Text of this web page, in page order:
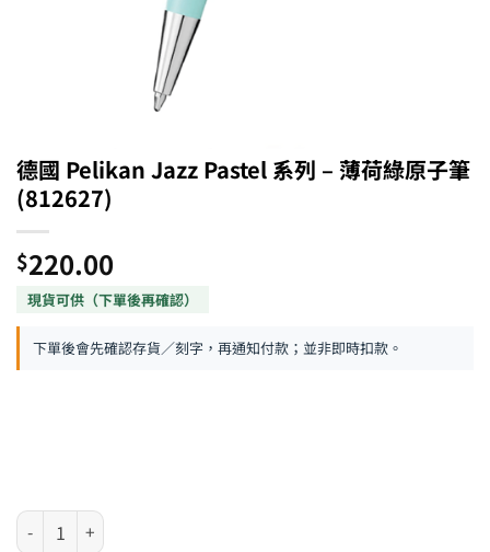
德國 Pelikan Jazz Pastel 系列 – 薄荷綠原子筆
(812627)
$220.00
下單後會先確認存貨／刻字，再通知付款；並非即時扣款。
德國 Pelikan Jazz Pastel 系列 - 薄荷綠原子筆 (812627) 數量